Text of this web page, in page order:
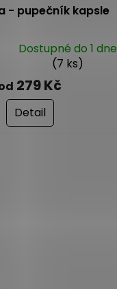
- pupečník kapsle
Dostupné do 1 dne
(7 ks)
279 Kč
Detail